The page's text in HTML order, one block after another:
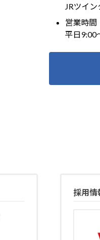
JRツイ
営業時間
平日9:00
採用情